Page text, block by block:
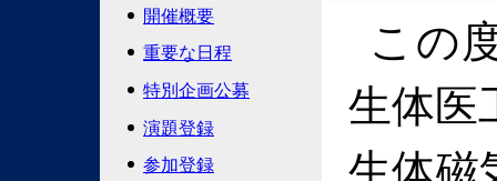
開催概要
重要な日程
特別企画公募
演題登録
参加登録
この
生体医
生体磁